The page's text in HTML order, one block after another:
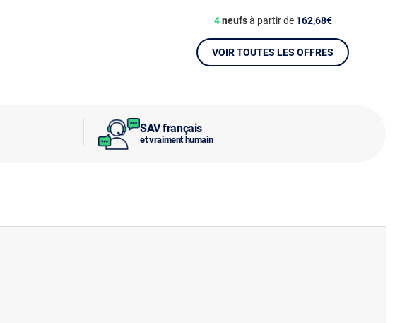
SAV français
et vraiment humain
4neufsà partir de 162,68€
VOIR TOUTES LES OFFRES